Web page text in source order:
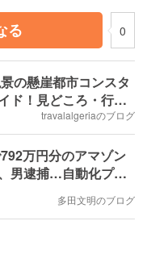
る
0
の懸崖都市コンスタ
ド！見どころ・行き
トまとめtravalalgeriaのブログ
万円分のアマゾン
男逮捕…自動化プロ
多田文明のブログ